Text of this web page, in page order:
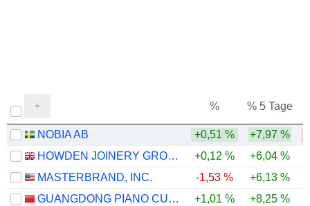
% % 5 Tage
NOBIA AB +0,51 % +7,97 %
HOWDEN JOINERY GROUP PLC
+0,12 % +6,04 %
MASTERBRAND, INC.
-1,53 % +6,13 %
GUANGDONG PIANO CUSTOMIZED FURNITURE CO., LTD.
+1,01 % +8,25 %